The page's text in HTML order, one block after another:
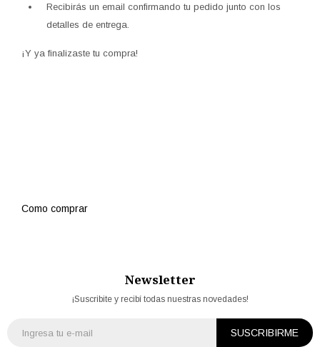
Recibirás un email confirmando tu pedido junto con los
detalles de entrega.
¡Y ya finalizaste tu compra!
Como comprar
Newsletter
¡Suscribite y recibí todas nuestras novedades!
SUSCRIBIRME